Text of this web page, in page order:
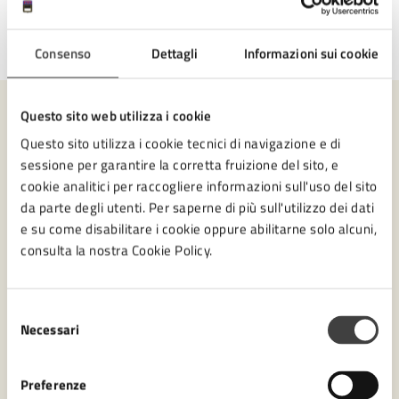
Consenso Dettagli Informazioni sui cookie
Questo sito web utilizza i cookie
Questo sito utilizza i cookie tecnici di navigazione e di
sessione per garantire la corretta fruizione del sito, e
cookie analitici per raccogliere informazioni sull'uso del sito
da parte degli utenti. Per saperne di più sull'utilizzo dei dati
e su come disabilitare i cookie oppure abilitarne solo alcuni,
consulta la nostra Cookie Policy.
delNecessari
Preferenze
Ultimo aggiornamento:03/09/2025, 11:58
Contenuti correlati
Amministrazione
Settore Tutela dell'ambiente e del territorio